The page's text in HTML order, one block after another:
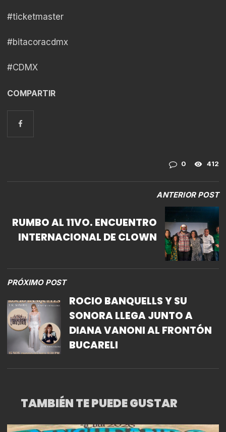
#ticketmaster
#bitacoracdmx
#CDMX
COMPARTIR
0 412
ANTERIOR POST
RUMBO AL 11VO. ENCUENTRO
INTERNACIONAL DE CLOWN
PRÓXIMO POST
ROCIO BANQUELLS Y SU
SONORA LLEGA JUNTO A
DIANA VANONI AL FRONTÓN
BUCARELI
TAMBIÉN TE PUEDE GUSTAR